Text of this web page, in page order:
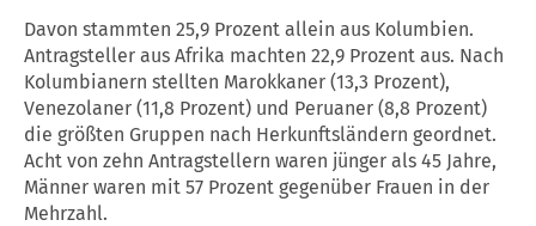
Davon stammten 25,9 Prozent allein aus Kolumbien.
Antragsteller aus Afrika machten 22,9 Prozent aus. Nach
Kolumbianern stellten Marokkaner (13,3 Prozent),
Venezolaner (11,8 Prozent) und Peruaner (8,8 Prozent)
die größten Gruppen nach Herkunftsländern geordnet.
Acht von zehn Antragstellern waren jünger als 45 Jahre,
Männer waren mit 57 Prozent gegenüber Frauen in der
Mehrzahl.